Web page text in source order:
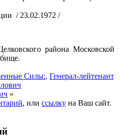
/ 23.02.1972 /
района Московской
Силы:, Генерал-лейтенант
»
, или ссылку на Ваш сайт.